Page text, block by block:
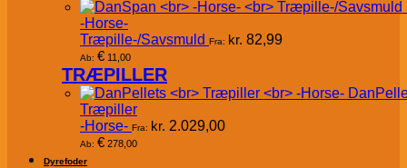
-Horse-
Træpille-/Savsmuld Fra: kr. 82,99
Ab: € 11,00
TRÆPILLER
Træpiller
-Horse- Fra: kr. 2.029,00
Ab: € 278,00
Dyrefoder